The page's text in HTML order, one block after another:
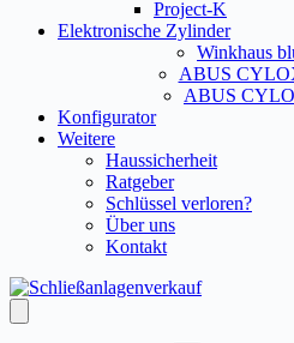
Project-K
Elektronische Zylinder
Winkhaus
ABUS
ABUS
Konfigurator
Weitere
Haussicherheit
Ratgeber
Schlüssel verloren?
Über uns
Kontakt